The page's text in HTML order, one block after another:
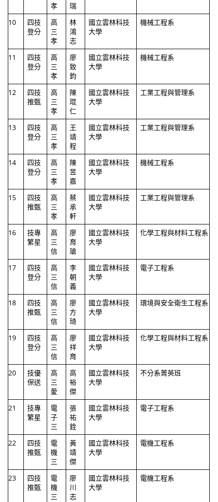
孝
瑞
10
四技
登分
高
三
孝
林
鴻
志
國立雲林科技
大學
機械工程系
11
四技
登分
高
三
孝
廖
致
鈞
國立雲林科技
大學
機械工程系
12
四技
推甄
高
三
孝
陳
琨
仁
國立雲林科技
大學
工業工程與管理系
13
四技
登分
高
三
孝
王
靖
程
國立雲林科技
大學
工業工程與管理系
14
四技
登分
高
三
孝
陳
昱
嘉
國立雲林科技
大學
機械工程系
15
四技
推甄
高
三
孝
蔡
承
軒
國立雲林科技
大學
工業工程與管理系
16
技專
繁星
高
三
信
廖
育
瑲
國立雲林科技
大學
化學工程與材料工程系
17
四技
登分
高
三
信
李
朝
義
國立雲林科技
大學
電子工程系
18
四技
推甄
高
三
信
廖
方
琦
國立雲林科技
大學
環境與安全衛生工程系
19
四技
登分
高
三
信
廖
祥
育
國立雲林科技
大學
化學工程與材料工程系
20
技優
保送
高
三
愛
高
裕
傑
國立雲林科技
大學
不分系菁英班
21
技專
繁星
電
子
三
張
祐
銓
國立雲林科技
大學
電子工程系
22
四技
推甄
電
機
三
黃
靖
傑
國立雲林科技
大學
電機工程系
23
四技
推甄
電
機
三
廖
川
志
國立雲林科技
大學
電機工程系